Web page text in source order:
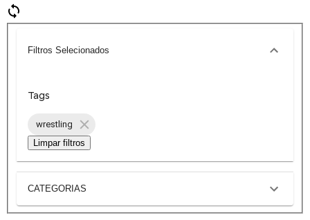
Filtros Selecionados
Tags
wrestling
Limpar filtros
CATEGORIAS